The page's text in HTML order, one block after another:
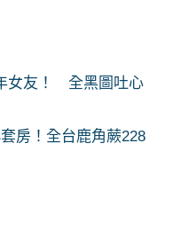
女友！ 全黑圖吐心
房！全台鹿角蕨228